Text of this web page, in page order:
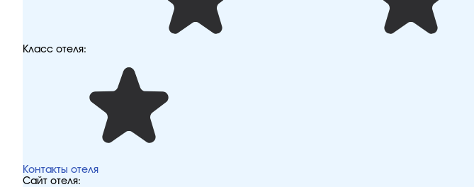
Класс отеля:
Контакты отеля
Сайт отеля: